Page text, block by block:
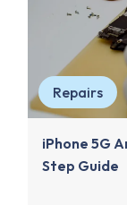
Repairs
iPhone 5G
Step Guide